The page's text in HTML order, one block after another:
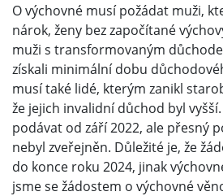
O výchovné musí požádat muži,
nárok, ženy bez započítané
muži s transformovaným
získali minimální dobu
musí také lidé, kterým zanikl
že jejich invalidní důchod byl
podávat od září 2022, ale přesný
nebyl zveřejněn. Důležité je, že
do konce roku 2024, jinak
jsme se žádostem o výchovné